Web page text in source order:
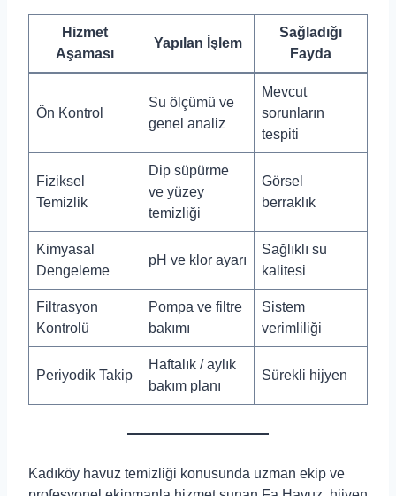
Hizmet
Aşaması
Yapılan İşlem
Sağladığı
Fayda
Ön Kontrol
Su ölçümü ve
genel analiz
Mevcut
sorunların
tespiti
Fiziksel
Temizlik
Dip süpürme
ve yüzey
temizliği
Görsel
berraklık
Kimyasal
Dengeleme
pH ve klor ayarı
Sağlıklı su
kalitesi
Filtrasyon
Kontrolü
Pompa ve filtre
bakımı
Sistem
verimliliği
Periyodik Takip
Haftalık / aylık
bakım planı
Sürekli hijyen
Kadıköy havuz temizliği konusunda uzman ekip ve